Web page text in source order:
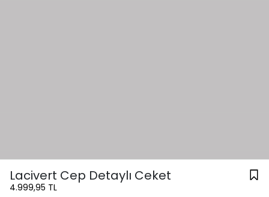
Lacivert Cep Detaylı Ceket
4.999,95 TL